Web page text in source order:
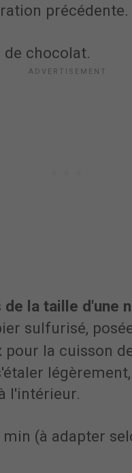
précédente.
chocolat.
de la taille d'une
sulfurisé,
pour la cuisson
l'intérieur.
(à adapter